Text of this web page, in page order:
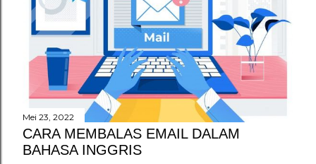
m
Mei 23, 2022
CARA MEMBALAS EMAIL DALAM
BAHASA INGGRIS